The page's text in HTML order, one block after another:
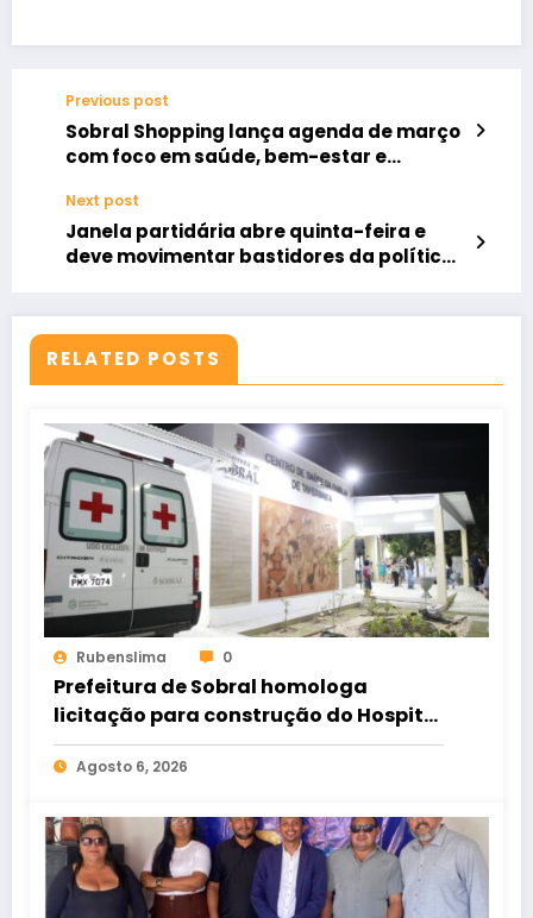
Previous post
Sobral Shopping lança agenda de março
com foco em saúde, bem-estar e
Next post
Janela partidária abre quinta-feira e
deve movimentar bastidores da política
RELATED POSTS
Rubenslima 0
Prefeitura de Sobral homologa
licitação para construção do Hospital
de Taperuaba
Agosto 6, 2026